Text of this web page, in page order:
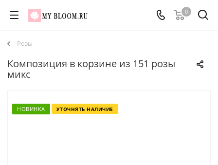
0
Розы
Композиция в корзине из 151 розы
микс
НОВИНКА УТОЧНЯТЬ НАЛИЧИЕ